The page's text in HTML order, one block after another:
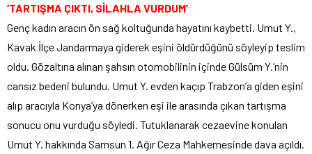
‘TARTIŞMA ÇIKTI, SİLAHLA VURDUM’
Genç kadın aracın ön sağ koltuğunda hayatını kaybetti. Umut Y.,
Kavak İlçe Jandarmaya giderek eşini öldürdüğünü söyleyip teslim
oldu. Gözaltına alınan şahsın otomobilinin içinde Gülsüm Y.’nin
cansız bedeni bulundu. Umut Y. evden kaçıp Trabzon’a giden eşini
alıp aracıyla Konya’ya dönerken eşi ile arasında çıkan tartışma
sonucu onu vurduğu söyledi. Tutuklanarak cezaevine konulan
Umut Y. hakkında Samsun 1. Ağır Ceza Mahkemesinde dava açıldı.